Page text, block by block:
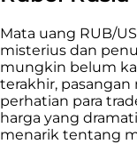
Mata uang RUB/
misterius dan
mungkin belum
terakhir,
perhatian para
harga yang
menarik tentang